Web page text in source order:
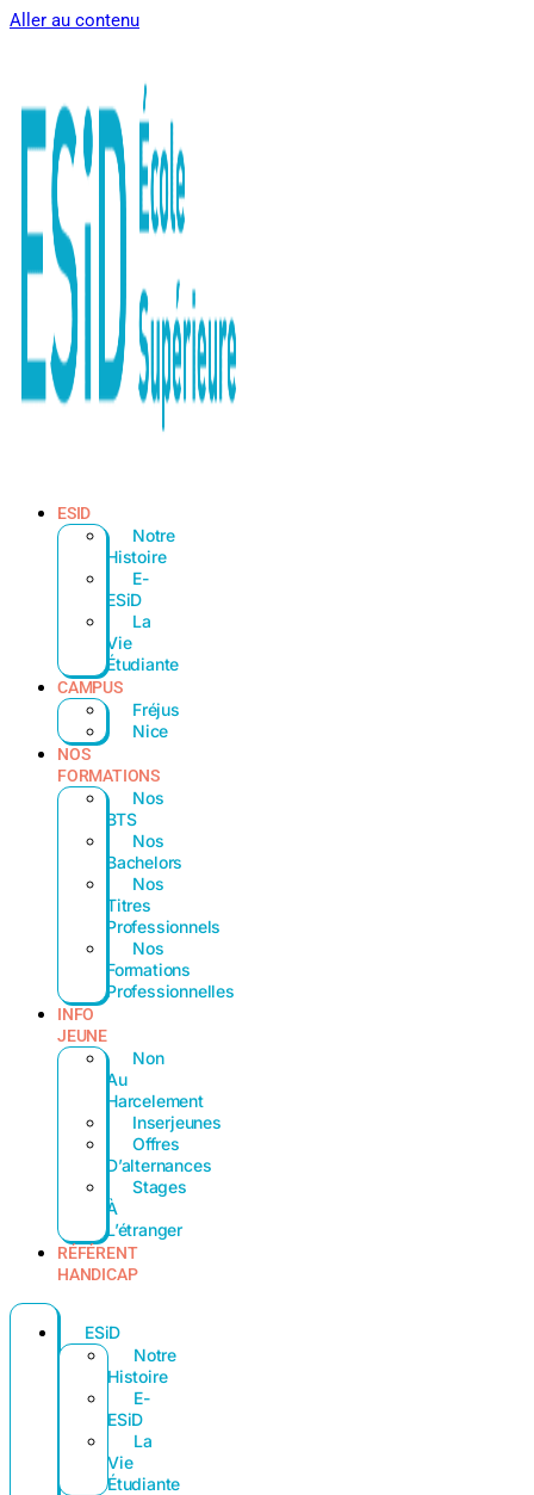
Aller au contenu
ESID
Notre
Histoire
E-
ESiD
La
Vie
Étudiante
CAMPUS
Fréjus
Nice
NOS
FORMATIONS
Nos
BTS
Nos
Bachelors
Nos
Titres
Professionnels
Nos
Formations
Professionnelles
INFO
JEUNE
Non
Au
Harcelement
Inserjeunes
Offres
D’alternances
Stages
À
L’étranger
RÉFÉRENT
HANDICAP
ESiD
Notre
Histoire
E-
ESiD
La
Vie
Étudiante